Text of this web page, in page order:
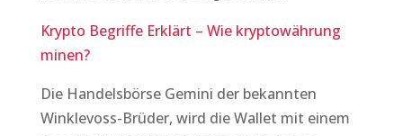
Krypto Begriffe Erklärt – Wie kryptowährung
minen?
Die Handelsbörse Gemini der bekannten
Winklevoss-Brüder, wird die Wallet mit einem